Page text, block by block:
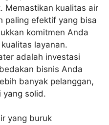
Memastikan kualitas air
paling efektif yang bisa
komitmen Anda
layanan.
adalah investasi
bisnis Anda
banyak pelanggan,
yang solid.
yang buruk